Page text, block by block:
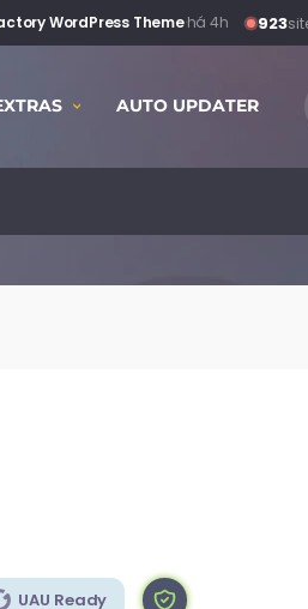
923
WordPress Theme·há 4h
AUTO UPDATER
UAU Ready